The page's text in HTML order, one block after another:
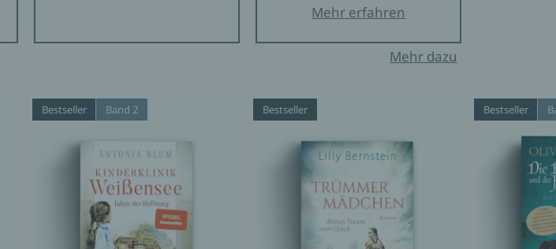
Mehr erfahren
Mehr dazu
Bestseller Band 2 Bestseller Bestseller